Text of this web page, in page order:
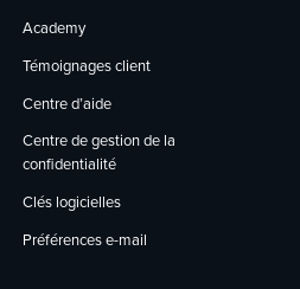
Academy
Témoignages client
Centre d’aide
Centre de gestion de la
confidentialité
Clés logicielles
Préférences e-mail